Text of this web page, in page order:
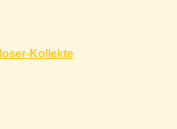
Kollekte